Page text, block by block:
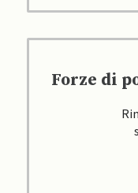
Forze di